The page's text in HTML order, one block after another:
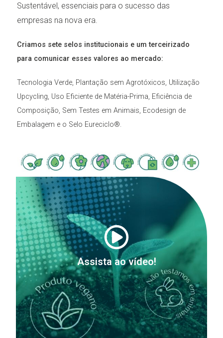
Sustentável, essenciais para o sucesso das
empresas na nova era.
Criamos sete selos institucionais e um terceirizado
para comunicar esses valores ao mercado:
Tecnologia Verde, Plantação sem Agrotóxicos, Utilização
Upcycling, Uso Eficiente de Matéria-Prima, Eficiência de
Composição, Sem Testes em Animais, Ecodesign de
Embalagem e o Selo Eureciclo®.
Assista ao vídeo!